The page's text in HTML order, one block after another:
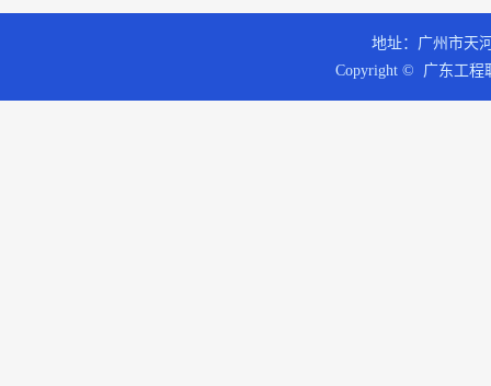
地址：广州市天
Copyright © 广东工程